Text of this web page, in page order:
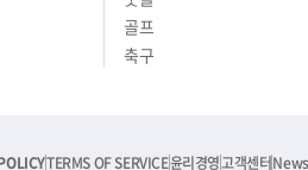
농구
풋볼
골프